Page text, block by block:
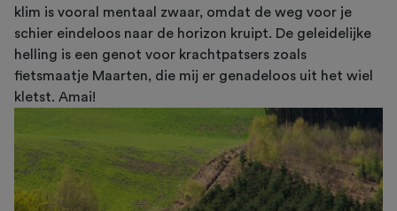
klim is vooral mentaal zwaar, omdat de weg voor je
schier eindeloos naar de horizon kruipt. De geleidelijke
helling is een genot voor krachtpatsers zoals
fietsmaatje Maarten, die mij er genadeloos uit het wiel
kletst. Amai!